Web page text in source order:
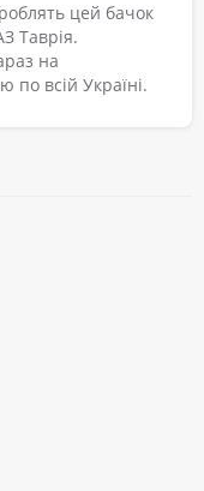
цей бачок
Таврія.
на
по всій Україні.